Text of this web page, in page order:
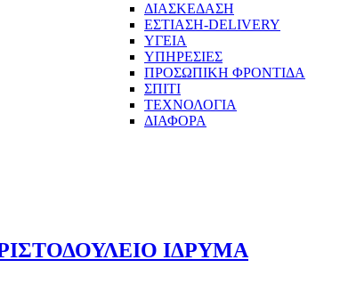
ΔΙΑΣΚΕΔΑΣΗ
ΕΣΤΙΑΣΗ-DELIVERY
ΥΓΕΙΑ
ΥΠΗΡΕΣΙΕΣ
ΠΡΟΣΩΠΙΚΗ ΦΡΟΝΤΙΔΑ
ΣΠΙΤΙ
ΤΕΧΝΟΛΟΓΙΑ
ΔΙΑΦΟΡΑ
ΙΔΡΥΜΑ